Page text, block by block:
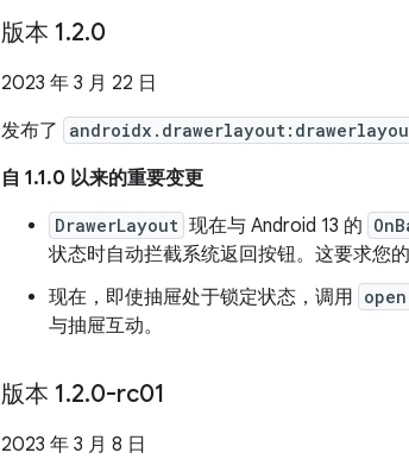
版本 1.2.0
2023 年 3 月 22 日
发布了
自 1.1.0 以来的重要变更
DrawerLayout 现在与 Android 13 的
状态时自动拦截系统返回按钮。这要求您
现在，即使抽屉处于锁定状态，调用 open
与抽屉互动。
版本 1.2.0-rc01
2023 年 3 月 8 日